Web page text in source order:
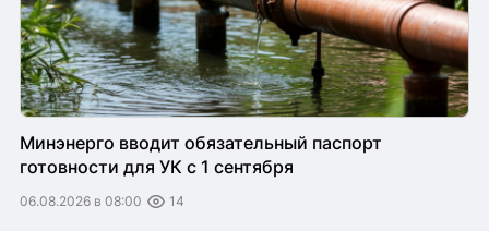
Минэнерго вводит обязательный паспорт
готовности для УК с 1 сентября
06.08.2026 в 08:00 14